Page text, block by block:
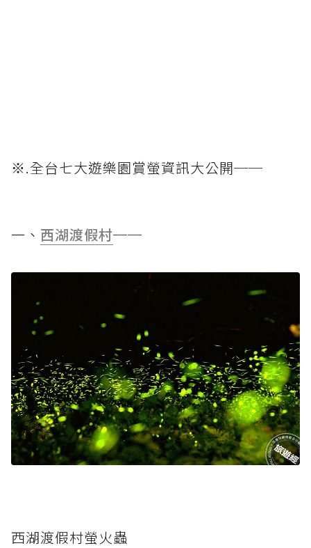
※.全台七大遊樂園賞螢資訊大公開──
一、 西湖渡假村──
西湖渡假村螢火蟲